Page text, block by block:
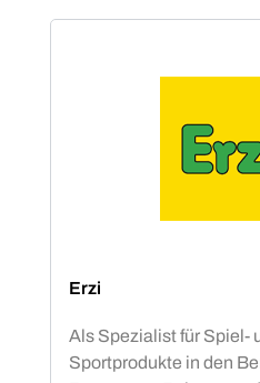
Erzi
Als Spezialist für Spiel-
Sportprodukte in den